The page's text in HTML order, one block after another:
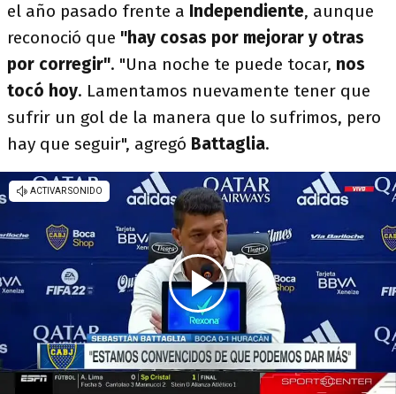
el año pasado frente a Independiente, aunque
reconoció que "hay cosas por mejorar y otras
por corregir". "Una noche te puede tocar, nos
tocó hoy. Lamentamos nuevamente tener que
sufrir un gol de la manera que lo sufrimos, pero
hay que seguir", agregó Battaglia.